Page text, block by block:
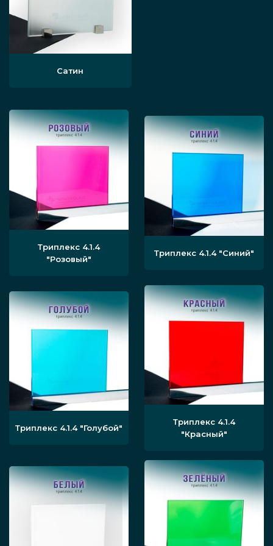
поверхности из бетона и кирпича, часто
отделанные штукатуркой, иногда могут
дополнительно использоваться панорамные
окна. Это лишь один из вариантов — на деле
встроить в большинство стилей, если
грамотно выбирать цветовую гамму,
например, ставить в контраст бежевые тона.
предложением и закажите для жилого,
делового или торгового пространства
перегородку из прочных стеклянных
элементов черного тона. Вызовите
замерщика — после чего осуществим
изготовление и монтаж в кратчайшие сроки.
Сатин
Триплекс 4.1.4
"Розовый"
Триплекс 4.1.4"Синий"
Триплекс 4.1.4"Голубой"
Триплекс 4.1.4
"Красный"